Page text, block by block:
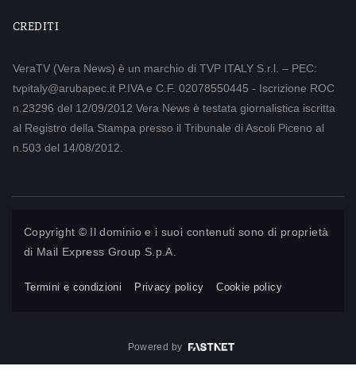
CREDITI
VeraTV (Vera News) è un marchio di TVP ITALY S.r.l. – PEC:
tvpitaly@arubapec.it P.IVA e C.F. 02078550445 - Iscrizione ROC
n.23296 del 12/09/2012 Vera News è testata giornalistica iscritta
al Registro della Stampa presso il Tribunale di Ascoli Piceno al
n.503 del 14/08/2012.
Copyright © Il dominio e i suoi contenuti sono di proprietà
di Mail Express Group S.p.A.
Termini e condizioni Privacy policy Cookie policy
Powered by